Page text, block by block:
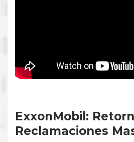
ExxonMobil:
Reclamaciones